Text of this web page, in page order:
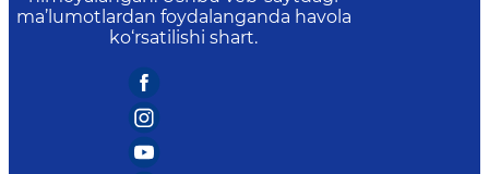
ma’lumotlardan foydalanganda havola
ko‘rsatilishi shart.